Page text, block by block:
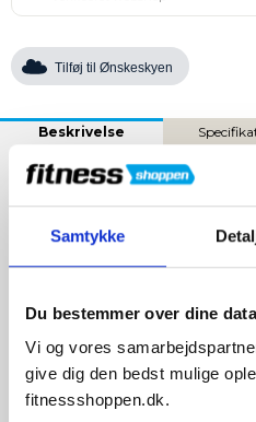
Samtykke
Du bestemmer over dine data
Vi og vores
give dig den bedst mulige
fitnessshoppen.dk.
Tilføj til Ønskeskyen
Beskrivelse
PTX8000/7500
+ Black Extension Pad
funktionaliteten af din
Apparaturet er udstyret med 8
lange) og 23
ubegrænsede